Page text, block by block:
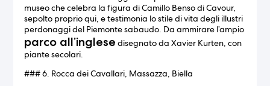
museo che celebra la figura di Camillo Benso di Cavour,
sepolto proprio qui, e testimonia lo stile di vita degli illustri
perdonaggi del Piemonte sabaudo. Da ammirare l’ampio
parco all’inglese disegnato da Xavier Kurten, con
piante secolari.
### 6. Rocca dei Cavallari, Massazza, Biella